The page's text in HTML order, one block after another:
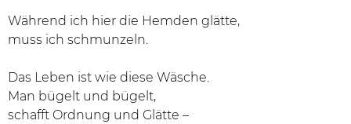
Während ich hier die Hemden glätte,
muss ich schmunzeln.
Das Leben ist wie diese Wäsche.
Man bügelt und bügelt,
schafft Ordnung und Glätte –